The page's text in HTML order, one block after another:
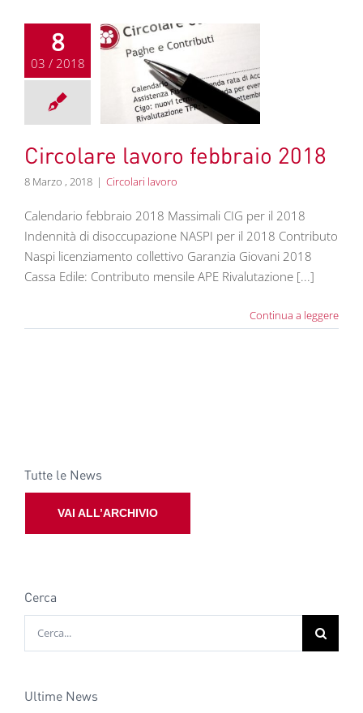
8
03 / 2018
lavoro
lavoro
Circolare lavoro febbraio 2018
8 Marzo , 2018 | Circolari lavoro
Calendario febbraio 2018 Massimali CIG per il 2018
Indennità di disoccupazione NASPI per il 2018 Contributo
Naspi licenziamento collettivo Garanzia Giovani 2018
Cassa Edile: Contributo mensile APE Rivalutazione [...]
Continua a leggere
Tutte le News
VAI ALL’ARCHIVIO
Cerca
Ultime News